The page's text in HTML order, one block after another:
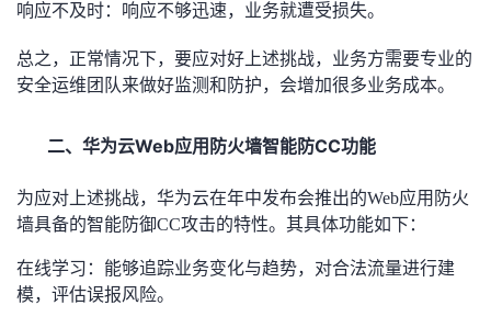
堂
我
的
课
程
我
的
认
我
的
我
的
技
术
持
我
的
云
建
响应不及时：响应不够迅速，业务就遭受损失。
总之，正常情况下，要应对好上述挑战，业务方需要专业的
安全运维团队来做好监测和防护，会增加很多业务成本。
二、 华为云Web应用防火墙智能防CC功能
为应对上述挑战，华为云在年中发布会推出的Web应用防火
墙具备的智能防御CC攻击的特性。其具体功能如下：
在线学习：能够追踪业务变化与趋势，对合法流量进行建
模，评估误报风险。